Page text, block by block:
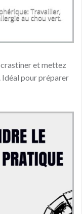
et mettez
Idéal pour préparer